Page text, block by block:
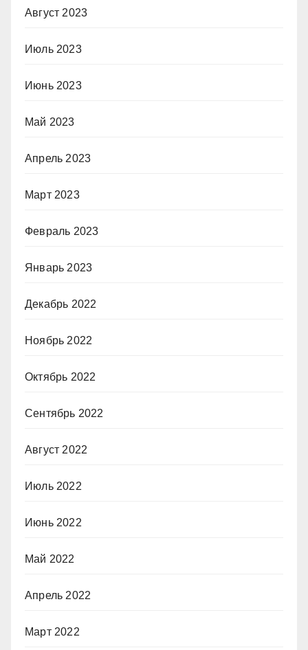
Август 2023
Июль 2023
Июнь 2023
Май 2023
Апрель 2023
Март 2023
Февраль 2023
Январь 2023
Декабрь 2022
Ноябрь 2022
Октябрь 2022
Сентябрь 2022
Август 2022
Июль 2022
Июнь 2022
Май 2022
Апрель 2022
Март 2022